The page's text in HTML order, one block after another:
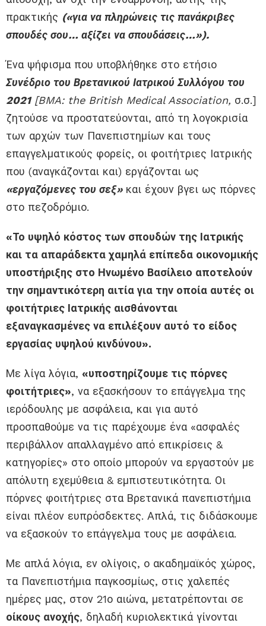
πρακτικής («για να πληρώνεις τις πανάκριβες
σπουδές σου… αξίζει να σπουδάσεις…»).
Ένα ψήφισμα που υποβλήθηκε στο ετήσιο
Συνέδριο του Βρετανικού Ιατρικού Συλλόγου του
2021 [BMA: the British Medical Association, σ.σ.]
ζητούσε να προστατεύονται, από τη λογοκρισία
των αρχών των Πανεπιστημίων και τους
επαγγελματικούς φορείς, οι φοιτήτριες Ιατρικής
που (αναγκάζονται και) εργάζονται ως
«εργαζόμενες του σεξ» και έχουν βγει ως πόρνες
στο πεζοδρόμιο.
«Το υψηλό κόστος των σπουδών της Ιατρικής
και τα απαράδεκτα χαμηλά επίπεδα οικονομικής
υποστήριξης στο Ηνωμένο Βασίλειο αποτελούν
την σημαντικότερη αιτία για την οποία αυτές οι
φοιτήτριες Ιατρικής αισθάνονται
εξαναγκασμένες να επιλέξουν αυτό το είδος
εργασίας υψηλού κινδύνου».
Με λίγα λόγια, «υποστηρίζουμε τις πόρνες
φοιτήτριες», να εξασκήσουν το επάγγελμα της
ιερόδουλης με ασφάλεια, και για αυτό
προσπαθούμε να τις παρέχουμε ένα «ασφαλές
περιβάλλον απαλλαγμένο από επικρίσεις &
κατηγορίες» στο οποίο μπορούν να εργαστούν με
απόλυτη εχεμύθεια & εμπιστευτικότητα. Οι
πόρνες φοιτήτριες στα Βρετανικά πανεπιστήμια
είναι πλέον ευπρόσδεκτες. Απλά, τις διδάσκουμε
να εξασκούν το επάγγελμα τους με ασφάλεια.
Με απλά λόγια, εν ολίγοις, ο ακαδημαϊκός χώρος,
τα Πανεπιστήμια παγκοσμίως, στις χαλεπές
ημέρες μας, στον 21ο αιώνα, μετατρέπονται σε
οίκους ανοχής, δηλαδή κυριολεκτικά γίνονται